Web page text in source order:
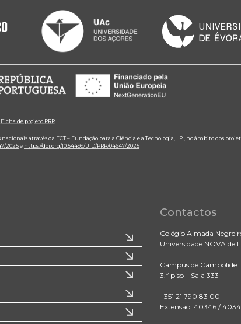
Ficha de projeto PRR
através da FCT – Fundação para a Ciência e a Tecnologia, I.P., no âmbito dos
2025e https://doi.org/10.54499/UID/PRR/04647/2025
Contactos
Colégio Almada
Universidade NOVA de
Campus de Campolide
3.º piso – Sala 333
+351 21 790 83 00
Extensão: 40346 /